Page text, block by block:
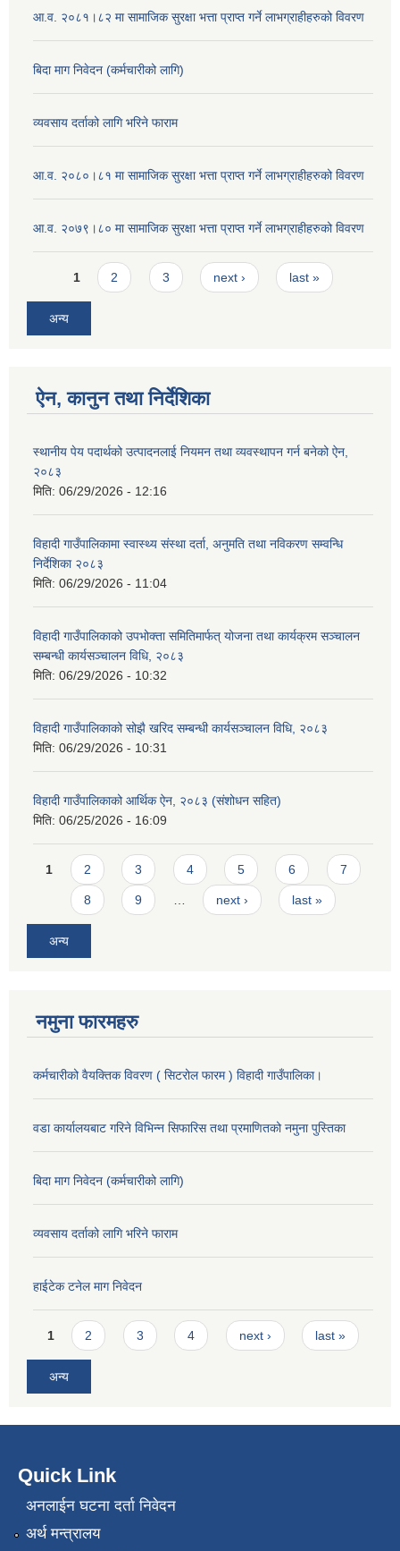
आ.व. २०८१।८२ मा सामाजिक सुरक्षा भत्ता प्राप्त गर्ने लाभग्राहीहरुको विवरण
बिदा माग निवेदन (कर्मचारीको लागि)
व्यवसाय दर्ताको लागि भरिने फाराम
आ.व. २०८०।८१ मा सामाजिक सुरक्षा भत्ता प्राप्त गर्ने लाभग्राहीहरुको विवरण
आ.व. २०७९।८० मा सामाजिक सुरक्षा भत्ता प्राप्त गर्ने लाभग्राहीहरुको विवरण
Pages
1 2 3 next › last »
अन्य
ऐन, कानुन तथा निर्देशिका
स्थानीय पेय पदार्थको उत्पादनलाई नियमन तथा व्यवस्थापन गर्न बनेको ऐन,
२०८३
मिति: 06/29/2026 - 12:16
विहादी गाउँपालिकामा स्वास्थ्य संस्था दर्ता, अनुमति तथा नविकरण सम्वन्धि
निर्देशिका २०८३
मिति: 06/29/2026 - 11:04
विहादी गाउँपालिकाको उपभोक्ता समितिमार्फत् योजना तथा कार्यक्रम सञ्चालन
सम्बन्धी कार्यसञ्चालन विधि, २०८३
मिति: 06/29/2026 - 10:32
विहादी गाउँपालिकाको सोझै खरिद सम्बन्धी कार्यसञ्चालन विधि, २०८३
मिति: 06/29/2026 - 10:31
विहादी गाउँपालिकाको आर्थिक ऐन, २०८३ (संशोधन सहित)
मिति: 06/25/2026 - 16:09
Pages
1 2 3 4 5 6 7
8 9 next › last »
अन्य
नमुना फारमहरु
कर्मचारीको वैयक्तिक विवरण ( सिटरोल फारम ) विहादी गाउँपालिका।
वडा कार्यालयबाट गरिने विभिन्न सिफारिस तथा प्रमाणितको नमुना पुस्तिका
बिदा माग निवेदन (कर्मचारीको लागि)
व्यवसाय दर्ताको लागि भरिने फाराम
हाईटेक टनेल माग निवेदन
Pages
1 2 3 4 next › last »
अन्य
Quick Link
अनलाईन घटना दर्ता निवेदन
अर्थ मन्त्रालय